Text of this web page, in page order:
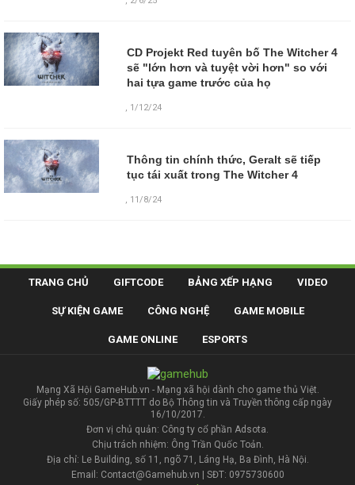
CD Projekt Red tuyên bố The Witcher 4
sẽ "lớn hơn và tuyệt vời hơn" so với
hai tựa game trước của họ
, 1/12/24
Thông tin chính thức, Geralt sẽ tiếp
tục tái xuất trong The Witcher 4
, 11/8/24
TRANG CHỦ GIFTCODE BẢNG XẾP HẠNG VIDEO
SỰ KIỆN GAME CÔNG NGHỆ GAME MOBILE
GAME ONLINE ESPORTS
Mạng Xã Hội GameHub.vn - Mạng xã hội dành cho game thủ Việt.
Giấy phép số: 505/GP-BTTTT do Bộ Thông tin và Truyền thông cấp ngày
16/10/2017.
Đơn vị chủ quản: Công ty cổ phần Adsota.
Chịu trách nhiệm: Ông Trần Quốc Toản.
Địa chỉ: Le Building, số 11, ngõ 71, Láng Hạ, Ba Đình, Hà Nội.
Email: Contact@Gamehub.vn | SĐT: 0975730600